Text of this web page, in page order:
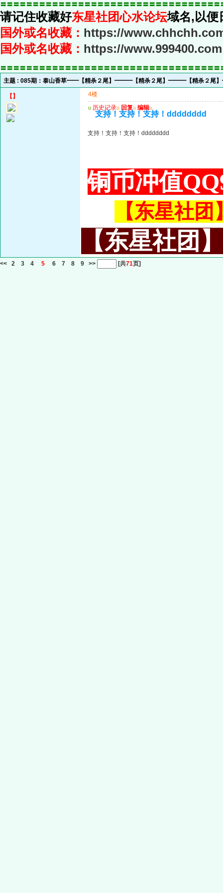
〓〓〓〓〓〓〓〓〓〓〓〓〓〓〓〓〓〓〓〓〓〓〓〓〓〓〓〓〓〓〓〓〓〓
请记住收藏好东星社团心水论坛域名,以便
国外或名收藏： https://
国外或名收藏： https://www.999400.com
〓〓〓〓〓〓〓〓〓〓〓〓〓〓〓〓〓〓〓〓〓〓〓〓〓〓〓〓〓〓〓〓〓〓
主题 : 085期：泰山香草━━【精杀２尾】━━━【精杀２尾】━━━【精杀２尾
【 】
4楼
u 历史记录u 回复u 编辑u
支持！支持！支持！dddddddd
支持！支持！支持！dddddddd
铜币冲值
【东星社
【东星社团
<< 2 3 4 5 6 7 8 9 >> [共71页]